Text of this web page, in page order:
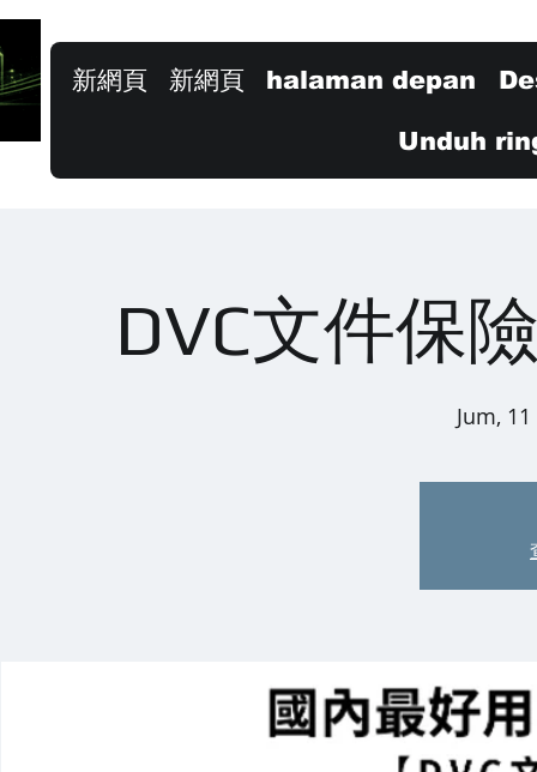
新網頁 新網頁 halaman depan
Unduh
DVC文件保
Jum,